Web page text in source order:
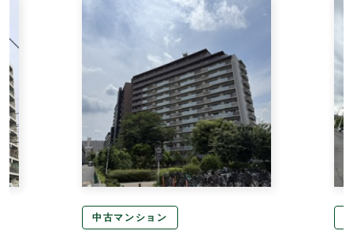
中古マンション